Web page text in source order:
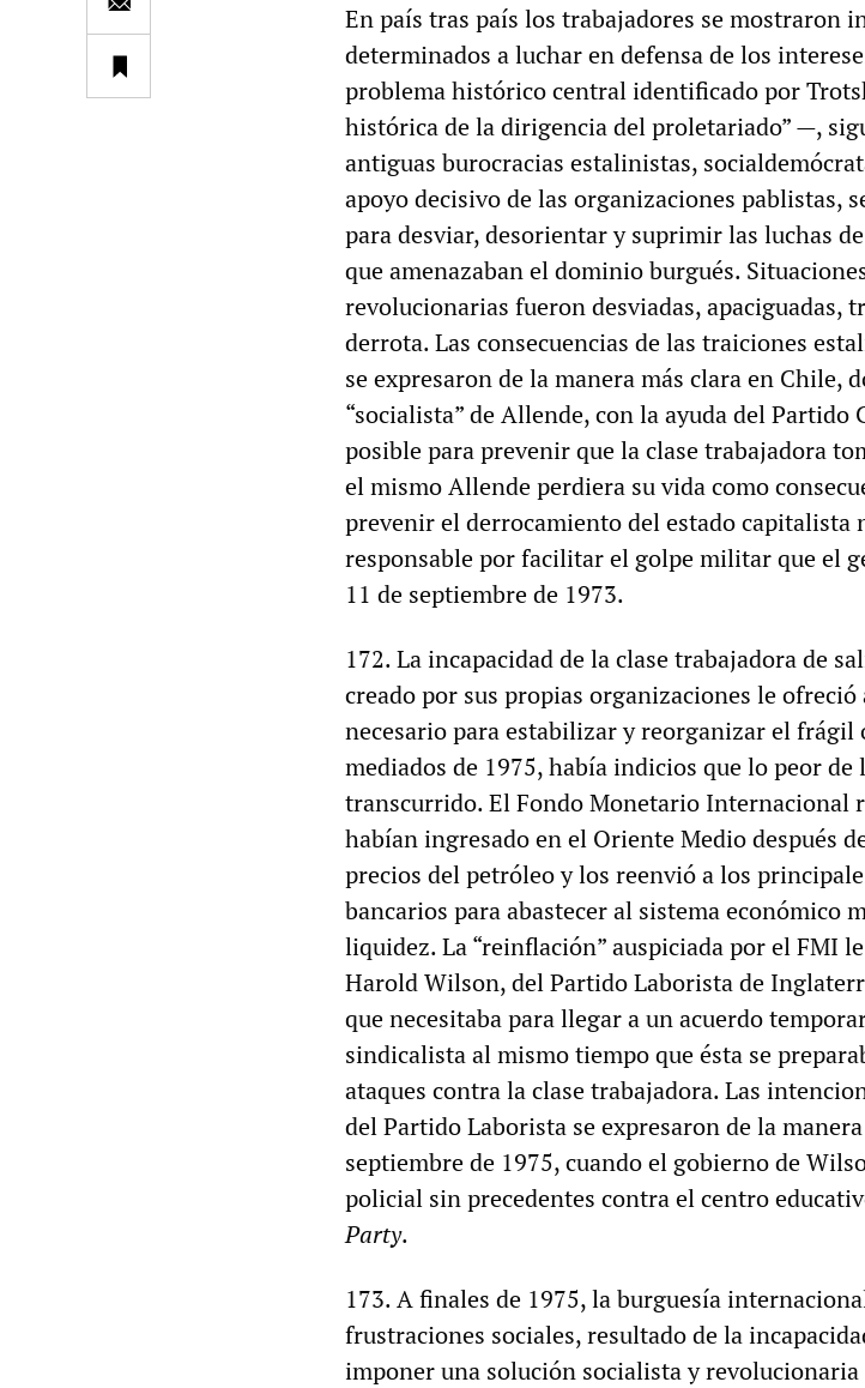
En país tras país los trabajadores se mostraron
determinados a luchar en defensa de los
problema histórico central identificado por
histórica de la dirigencia del proletariado” —,
antiguas burocracias estalinistas,
apoyo decisivo de las organizaciones pablistas,
para desviar, desorientar y suprimir las luchas
que amenazaban el dominio burgués.
revolucionarias fueron desviadas, apaciguadas,
derrota. Las consecuencias de las traiciones
se expresaron de la manera más clara en Chile,
“socialista” de Allende, con la ayuda del
posible para prevenir que la clase trabajadora
el mismo Allende perdiera su vida como
prevenir el derrocamiento del estado capitalista
responsable por facilitar el golpe militar que el
11 de septiembre de 1973.
172. La incapacidad de la clase trabajadora de
creado por sus propias organizaciones le
necesario para estabilizar y reorganizar el frágil
mediados de 1975, había indicios que lo peor
transcurrido. El Fondo Monetario Internacional
habían ingresado en el Oriente Medio después
precios del petróleo y los reenvió a los
bancarios para abastecer al sistema económico
liquidez. La “reinflación” auspiciada por el FMI
Harold Wilson, del Partido Laborista de
que necesitaba para llegar a un acuerdo
sindicalista al mismo tiempo que ésta se
ataques contra la clase trabajadora. Las
del Partido Laborista se expresaron de la
septiembre de 1975, cuando el gobierno de
policial sin precedentes contra el centro
Party.
173. A finales de 1975, la burguesía
frustraciones sociales, resultado de la
imponer una solución socialista y